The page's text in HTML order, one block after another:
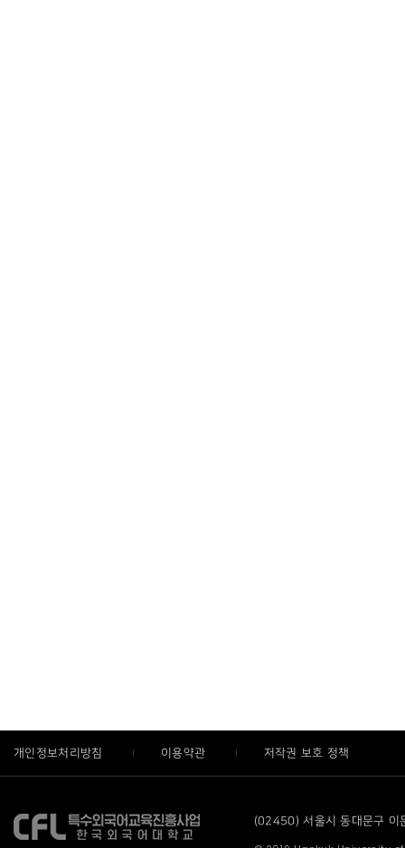
개인정보처리방침 이용약관 저작권 보호 정책
(02450) 서울시 동대문구